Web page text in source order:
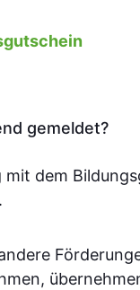
gemeldet?
mit dem